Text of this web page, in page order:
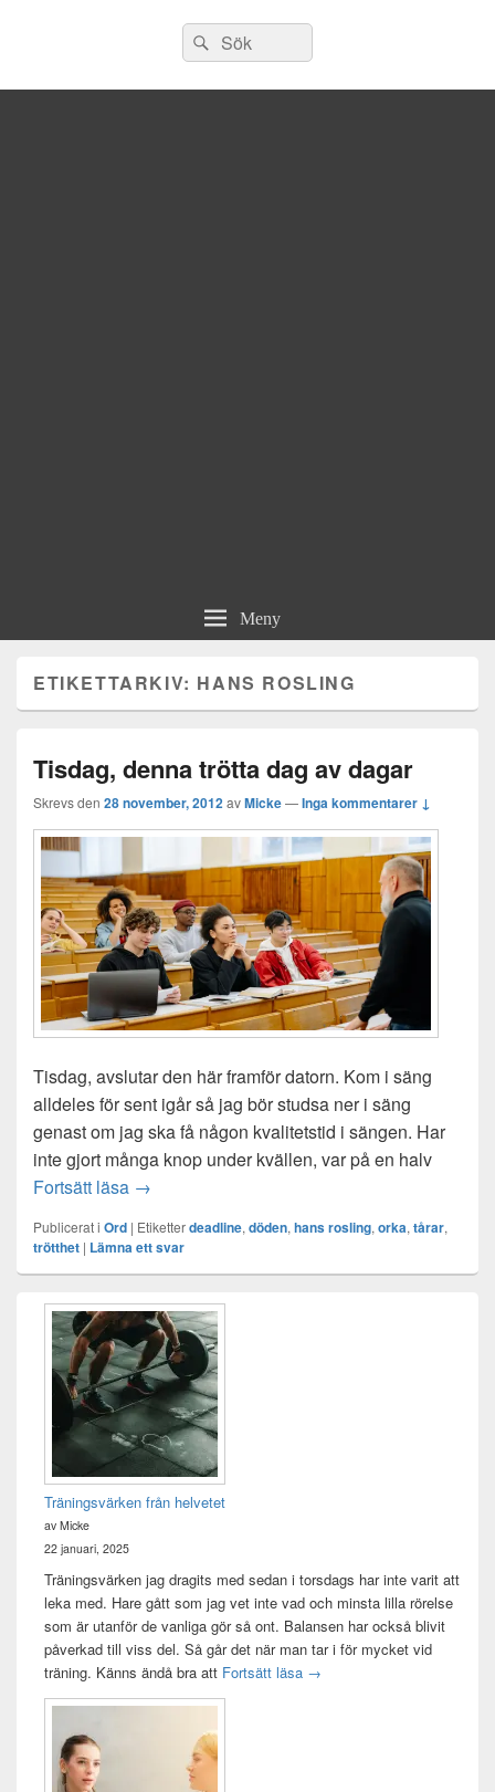
Sök
efter:
Sök
Meny
ETIKETTARKIV: HANS ROSLING
Tisdag, denna trötta dag av dagar
Skrevs den 28 november, 2012avMicke—Inga kommentarer ↓
Tisdag, avslutar den här framför datorn. Kom i säng
alldeles för sent igår så jag bör studsa ner i säng
genast om jag ska få någon kvalitetstid i sängen. Har
inte gjort många knop under kvällen, var på en halv
Fortsätt läsa Tisdag, denna trötta dag av dagar
→
Publicerat i Ord | Etiketterdeadline,döden,hans rosling,orka,tårar,
trötthet | Lämna ett svar
Primära
sidofältet
Widget
område
Träningsvärken från helvetet
av Micke
22 januari, 2025
Träningsvärken jag dragits med sedan i torsdags har inte varit att
leka med. Hare gått som jag vet inte vad och minsta lilla rörelse
som är utanför de vanliga gör så ont. Balansen har också blivit
påverkad till viss del. Så går det när man tar i för mycket vid
träning. Känns ändå bra att Fortsätt läsa Träningsvärken från helvetet
→